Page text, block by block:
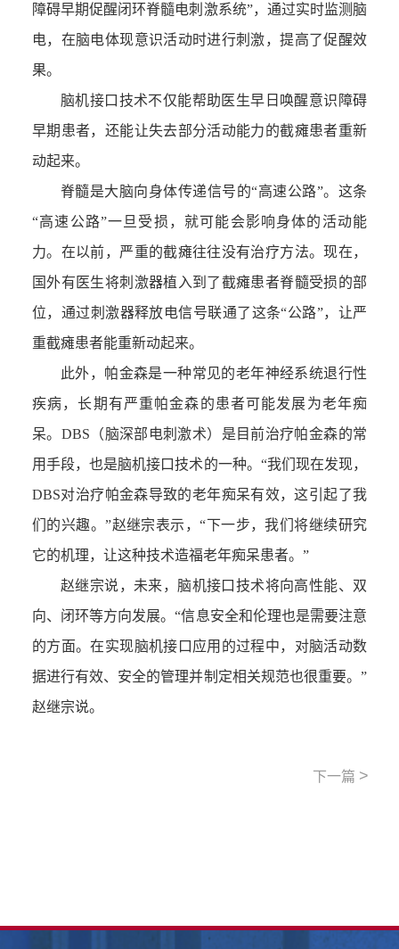
障碍早期促醒闭环脊髓电刺激系统”，通过实时监测脑
电，在脑电体现意识活动时进行刺激，提高了促醒效
果。
脑机接口技术不仅能帮助医生早日唤醒意识障碍
早期患者，还能让失去部分活动能力的截瘫患者重新
动起来。
脊髓是大脑向身体传递信号的“高速公路”。这条
“高速公路”一旦受损，就可能会影响身体的活动能
力。在以前，严重的截瘫往往没有治疗方法。现在，
国外有医生将刺激器植入到了截瘫患者脊髓受损的部
位，通过刺激器释放电信号联通了这条“公路”，让严
重截瘫患者能重新动起来。
此外，帕金森是一种常见的老年神经系统退行性
疾病，长期有严重帕金森的患者可能发展为老年痴
呆。DBS（脑深部电刺激术）是目前治疗帕金森的常
用手段，也是脑机接口技术的一种。“我们现在发现，
DBS对治疗帕金森导致的老年痴呆有效，这引起了我
们的兴趣。”赵继宗表示，“下一步，我们将继续研究
它的机理，让这种技术造福老年痴呆患者。”
赵继宗说，未来，脑机接口技术将向高性能、双
向、闭环等方向发展。“信息安全和伦理也是需要注意
的方面。在实现脑机接口应用的过程中，对脑活动数
据进行有效、安全的管理并制定相关规范也很重要。”
赵继宗说。
下一篇 >